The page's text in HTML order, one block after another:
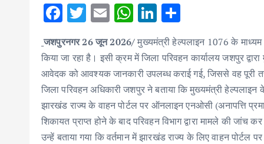
F
e
b
o
o
k
T
it
te
r
E
ai
l
W
at
s
A
p
p
Li
n
k
e
dI
n
ar
e
जशपुरनगर 26 जून 2026/मुख्यमंत्री हेल्पलाइन 1076 के माध्यम
किया जा रहा है। इसी क्रम में जिला परिवहन कार्यालय जशपुर
आवेदक को आवश्यक जानकारी उपलब्ध कराई गई, जिससे वह पूरी
जिला परिवहन अधिकारी जशपुर ने बताया कि मुख्यमंत्री
झारखंड राज्य के वाहन पोर्टल पर ऑनलाइन एनओसी (अनापत्ति
शिकायत प्राप्त होने के बाद परिवहन विभाग द्वारा मामले की
उन्हें बताया गया कि वर्तमान में झारखंड राज्य के लिए वाहन पोर्टल